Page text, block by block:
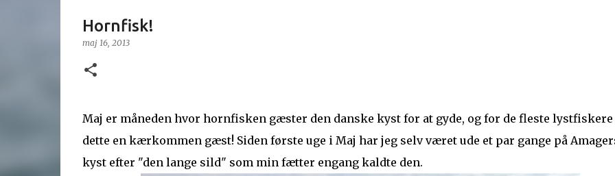
Hornfisk!
maj 16, 2013
Maj er måneden hvor hornfisken gæster den danske kyst for at gyde, og for de fleste lystfiskere
dette en kærkommen gæst! Siden første uge i Maj har jeg selv været ude et par gange på
kyst efter "den lange sild" som min fætter engang kaldte den.